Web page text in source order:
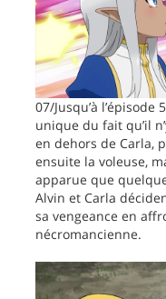
07/Jusqu’à
unique du fait qu’il
en dehors de Carla,
ensuite la voleuse,
apparue que
Alvin et Carla
sa vengeance en
nécromancienne.